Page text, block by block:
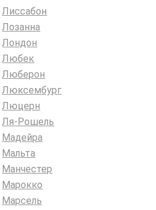
Лиссабон
Лозанна
Лондон
Любек
Люберон
Люксембург
Люцерн
Ля-Рошель
Мадейра
Мальта
Манчестер
Марокко
Марсель